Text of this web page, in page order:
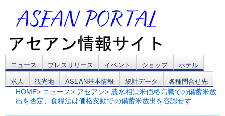
コ
ン
テ
ニュース プレスリリース イベント ショップ
ホテル
求人
観光地 ASEAN基本情報 統計データ 各種問合せ先
HOME> ニュース> アセアン> 農水相は米価格高騰での備蓄米放
出を否定、食糧法は価格変動での備蓄米放出を容認せず